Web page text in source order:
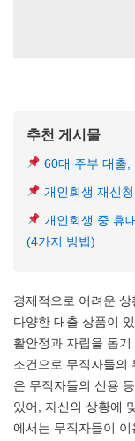
추천 게시물
60대 주부 대출,
개인회생 재신
개인회생 중 휴
(4가지 방법)
경제적으로 어려운
다양한 대출 상품이
활안정과 자립을 돕
조건으로 무직자들의
은 무직자들의 신용
있어, 자신의 상황에
에서는 무직자들이